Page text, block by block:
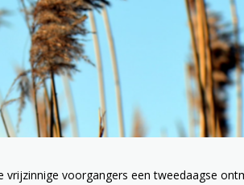
vrijzinnige voorgangers een tweedaagse